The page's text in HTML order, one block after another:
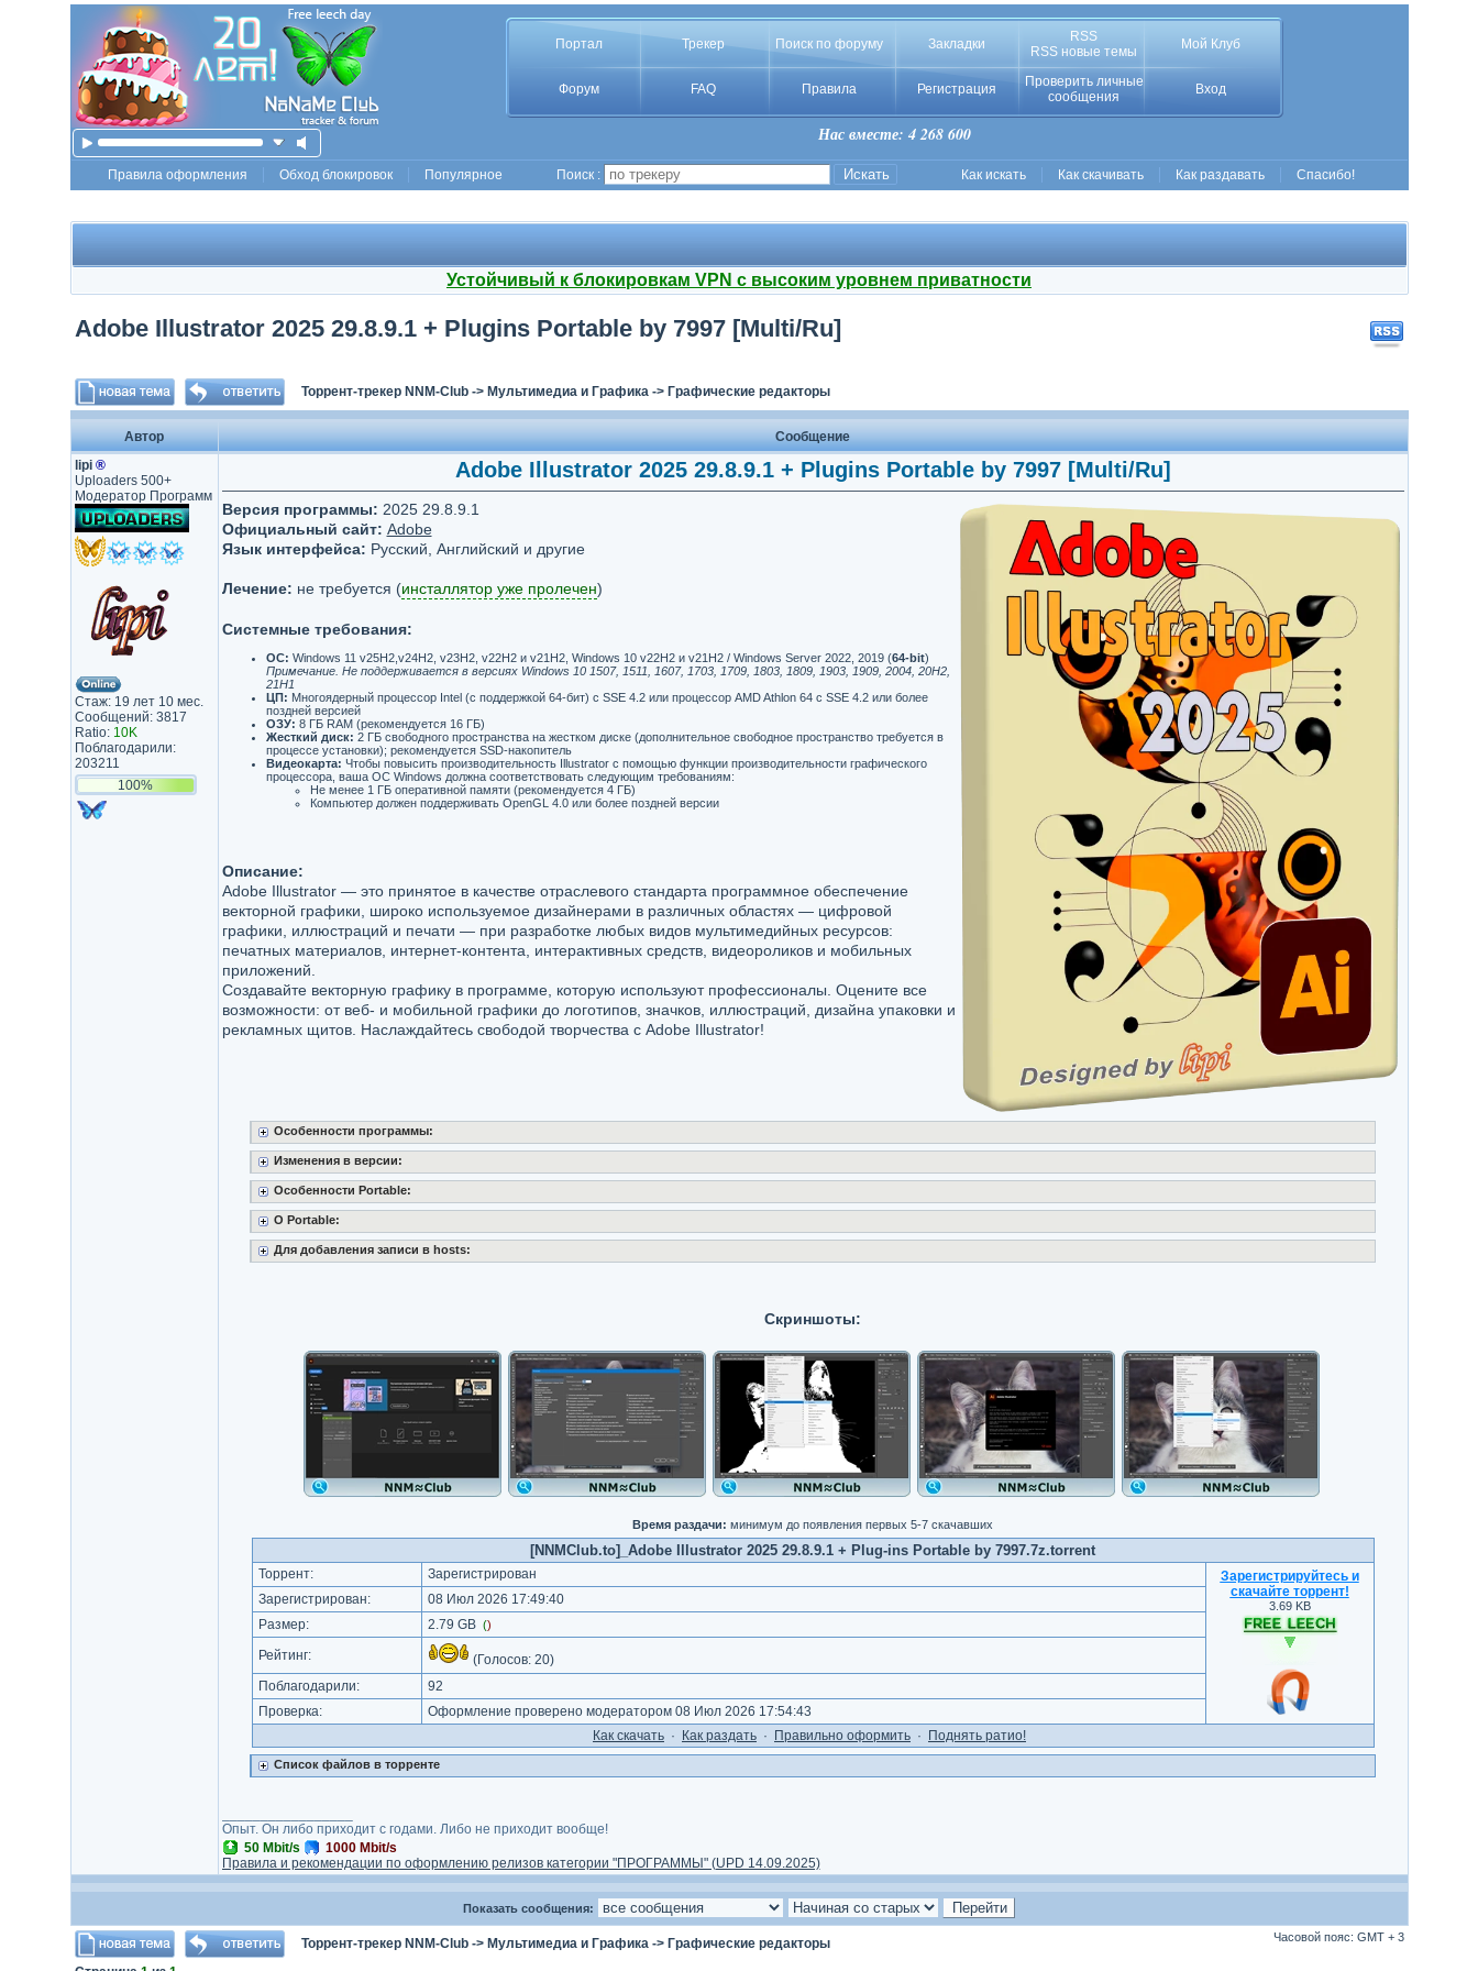
Портал Трекер Поиск по форуму Закладки
RSS
RSS новые темы
Мой Клуб
Форум FAQ Правила Регистрация
Проверить личные
сообщения
Вход
Нас вместе: 4 268 600
Правила оформления Обход блокировок Популярное Поиск : Как искать Как скачивать Как раздавать Спасибо!
Устойчивый к блокировкам VPN с высоким уровнем приватности
Adobe Illustrator 2025 29.8.9.1 + Plugins Portable by 7997 [Multi/Ru]
Торрент-трекер NNM-Club-> Мультимедиа и Графика-> Графические редакторы
Автор
Сообщение
lipi ®
Uploaders 500+
Модератор Программ
Стаж: 19 лет 10 мес.
Сообщений: 3817
Ratio: 10K
Поблагодарили:
203211
100%
Adobe Illustrator 2025 29.8.9.1 + Plugins Portable by 7997 [Multi/Ru]
Версия программы: 2025 29.8.9.1
Официальный сайт: Adobe
Язык интерфейса: Русский, Английский и другие
Лечение: не требуется (инсталлятор уже пролечен)
Системные требования:
ОС: Windows 11 v25H2,v24H2, v23H2, v22H2 и v21H2, Windows 10 v22H2 и v21H2 / Windows Server 2022, 2019 (64-bit)
Примечание. Не поддерживается в версиях Windows 10 1507, 1511, 1607, 1703, 1709, 1803, 1809, 1903, 1909, 2004, 20H2,
21H1
ЦП: Многоядерный процессор Intel (с поддержкой 64-бит) с SSE 4.2 или процессор AMD Athlon 64 с SSE 4.2 или более
поздней версией
ОЗУ: 8 ГБ RAM (рекомендуется 16 ГБ)
Жесткий диск: 2 ГБ свободного пространства на жестком диске (дополнительное свободное пространство требуется в
процессе установки); рекомендуется SSD-накопитель
Видеокарта: Чтобы повысить производительность Illustrator с помощью функции производительности графического
процессора, ваша ОС Windows должна соответствовать следующим требованиям:
Не менее 1 ГБ оперативной памяти (рекомендуется 4 ГБ)
Компьютер должен поддерживать OpenGL 4.0 или более поздней версии
Описание:
Adobe Illustrator — это принятое в качестве отраслевого стандарта программное обеспечение
векторной графики, широко используемое дизайнерами в различных областях — цифровой
графики, иллюстраций и печати — при разработке любых видов мультимедийных ресурсов:
печатных материалов, интернет-контента, интерактивных средств, видеороликов и мобильных
приложений.
Создавайте векторную графику в программе, которую используют профессионалы. Оцените все
возможности: от веб- и мобильной графики до логотипов, значков, иллюстраций, дизайна упаковки и
рекламных щитов. Наслаждайтесь свободой творчества с Adobe Illustrator!
Особенности программы:
Изменения в версии:
Особенности Portable:
O Portable:
Для добавления записи в hosts:
Скриншоты:
Время раздачи: минимум до появления первых 5-7 скачавших
[NNMClub.to]_Adobe Illustrator 2025 29.8.9.1 + Plug-ins Portable by 7997.7z.torrent
Торрент: Зарегистрирован
Зарегистрируйтесь и
скачайте торрент!
3.69 KB
Зарегистрирован:
08 Июл 2026 17:49:40
Размер:
2.79 GB ()
Рейтинг: (Голосов: 20)
Поблагодарили:
92
Проверка:
Оформление проверено модератором 08 Июл 2026 17:54:43
Как cкачать · Как раздать · Правильно оформить · Поднять ратио!
Список файлов в торренте
Опыт. Он либо приходит с годами. Либо не приходит вообще!
50 Mbit/s
1000 Mbit/s
Правила и рекомендации по оформлению релизов категории "ПРОГРАММЫ" (UPD 14.09.2025)
Показать сообщения:
Торрент-трекер NNM-Club-> Мультимедиа и Графика-> Графические редакторы Часовой пояс: GMT + 3